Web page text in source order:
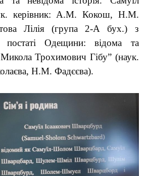
керівник: А.М. Кокош, Н.М.
Лілія (група 2-А бух.) з
постаті Одещини: відома та
Микола Трохимович Гібу” (наук.
Н.М. Фадєєва).